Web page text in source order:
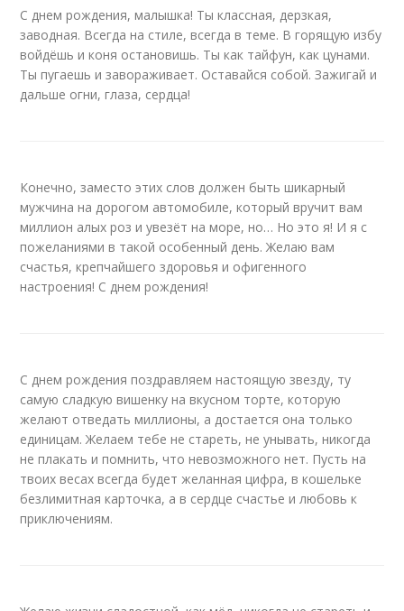
С днем рождения, малышка! Ты классная, дерзкая,
заводная. Всегда на стиле, всегда в теме. В горящую избу
войдёшь и коня остановишь. Ты как тайфун, как цунами.
Ты пугаешь и завораживает. Оставайся собой. Зажигай и
дальше огни, глаза, сердца!
Конечно, заместо этих слов должен быть шикарный
мужчина на дорогом автомобиле, который вручит вам
миллион алых роз и увезёт на море, но… Но это я! И я с
пожеланиями в такой особенный день. Желаю вам
счастья, крепчайшего здоровья и офигенного
настроения! С днем рождения!
С днем рождения поздравляем настоящую звезду, ту
самую сладкую вишенку на вкусном торте, которую
желают отведать миллионы, а достается она только
единицам. Желаем тебе не стареть, не унывать, никогда
не плакать и помнить, что невозможного нет. Пусть на
твоих весах всегда будет желанная цифра, в кошельке
безлимитная карточка, а в сердце счастье и любовь к
приключениям.